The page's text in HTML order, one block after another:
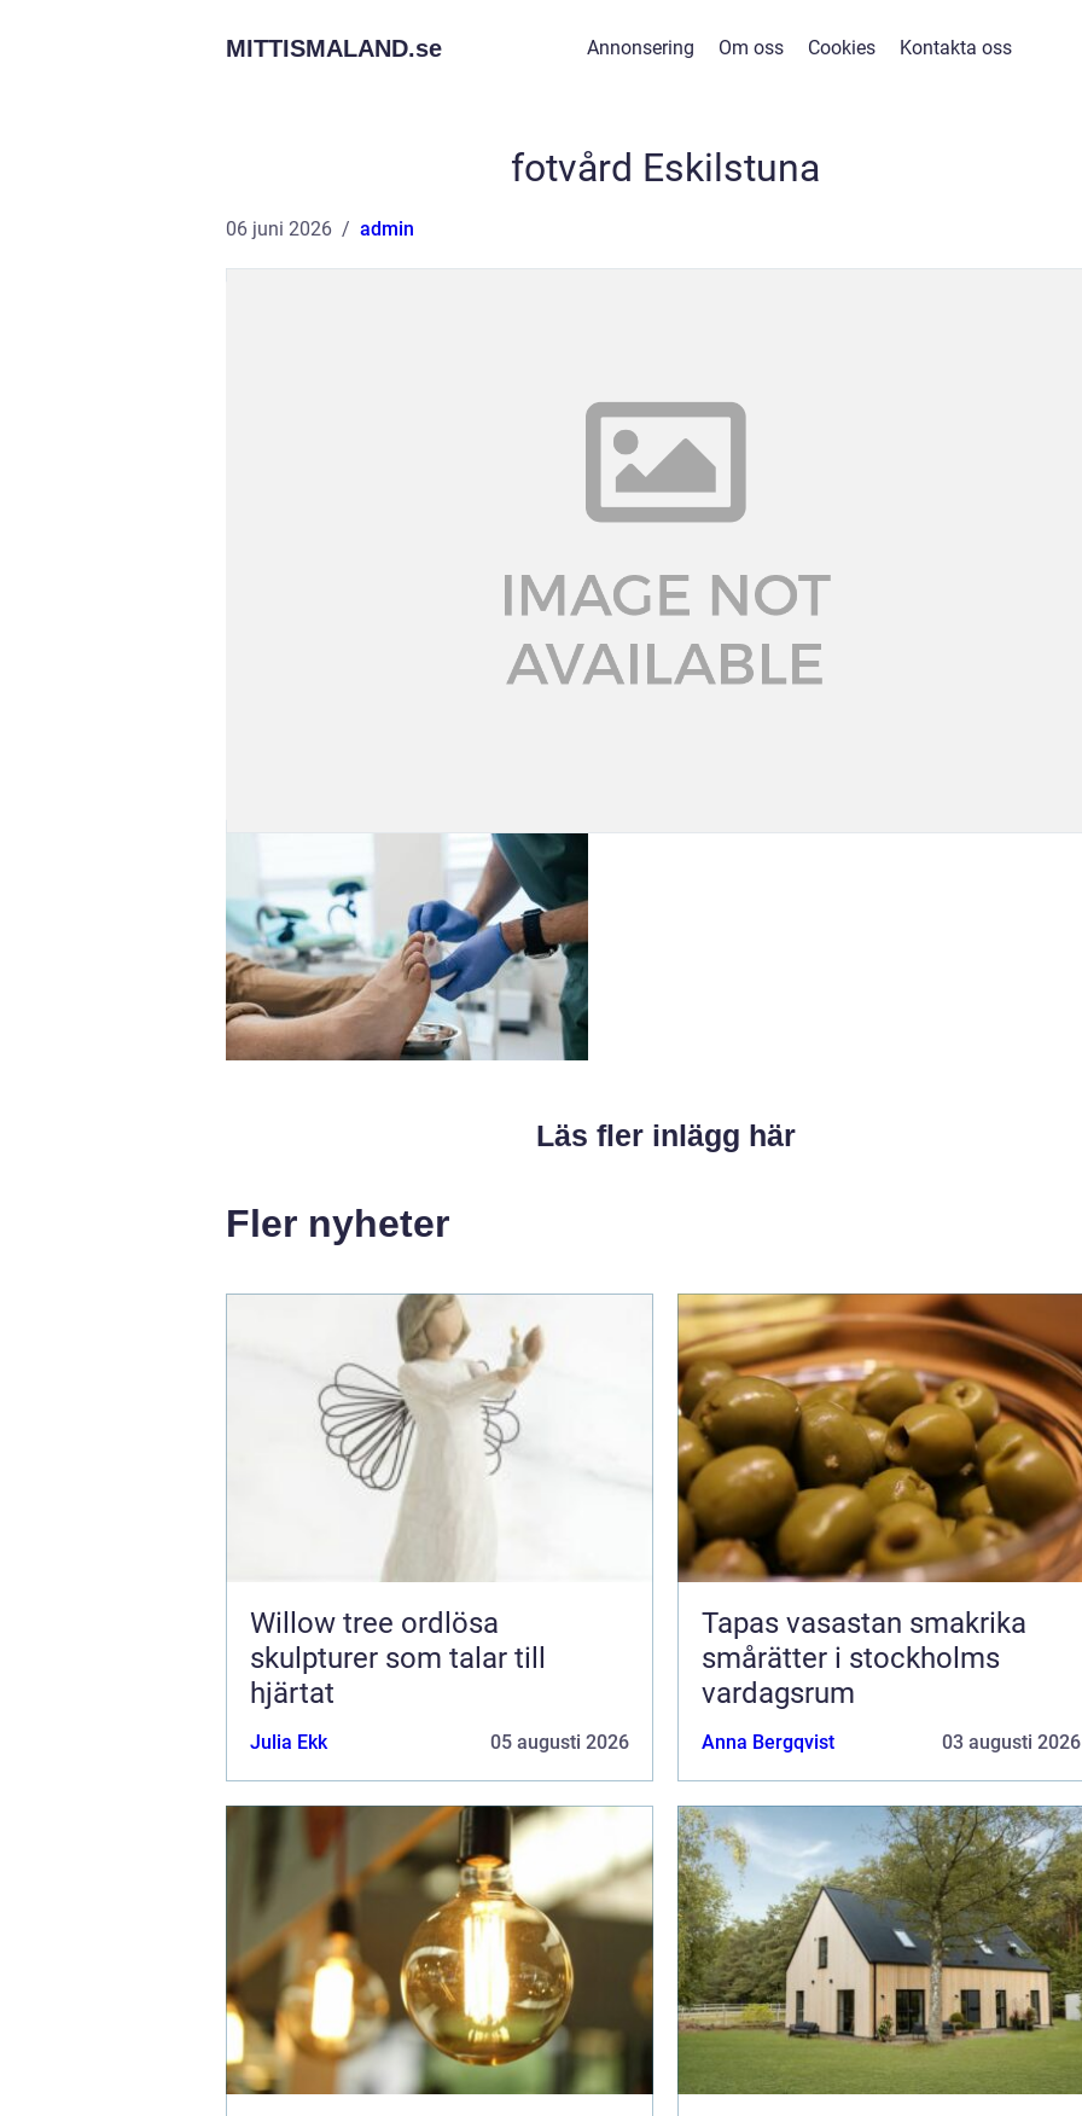
MITTISMALAND.se Annonsering Om oss Cookies Kontakta oss
fotvård Eskilstuna
06 juni 2026 admin
Läs fler inlägg här
Fler nyheter
Willow tree ordlösa
skulpturer som talar till
hjärtat
Julia Ekk 05 augusti 2026
Tapas vasastan smakrika
smårätter i stockholms
vardagsrum
Anna Bergqvist 03 augusti 2026